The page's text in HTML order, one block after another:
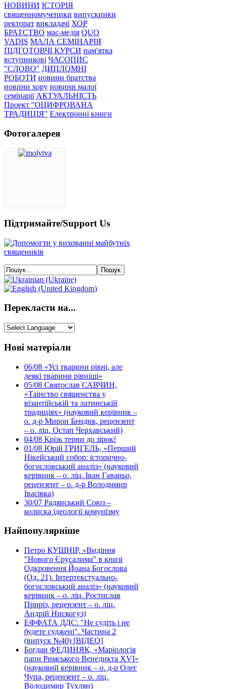
НОВИНИ ІСТОРІЯ
священномученики випускники
ректорат викладачі ХОР
БРАТСТВО мас-медія QUO
VADIS МАЛА СЕМІНАРІЯ
ПІДГОТОВЧІ КУРСИ пам'ятка
вступникові ЧАСОПИС
"СЛОВО" ДИПЛОМНІ
РОБОТИ новини братства
новини хору новини малої
семінарії АКТУАЛЬНІСТЬ
Проект "ОЦИФРОВАНА
ТРАДИЦІЯ" Електронні книги
Фотогалерея
Підтримайте/Support Us
Перекласти на...
Нові матеріали
06/08 «Усі тварини рівні, але
деякі тварини рівніші»
05/08 Святослав САВЧИН,
«Таїнство священства у
візантійській та латинській
традиціях» (науковий керівник –
о. д-р Мирон Бендик, рецензент
– о. ліц. Остап Черхавський)
04/08 Крізь терни до зірок!
01/08 Юрій ГРИГЕЛЬ, «Перший
Нікейський собор: історично-
богословський аналіз» (науковий
керівник – о. ліц. Іван Гаваньо,
рецензент – о. д-р Володимир
Івасівка)
30/07 Радянський Союз –
колиска ідеології комунізму
Найпопулярніше
Петро КУШНІР, «Видіння
"Нового Єрусалима" в книзі
Одкровення Йоана Богослова
(Од. 21). Інтертекстуально-
богословський аналіз» (науковий
керівник – о. ліц. Ростислав
Приріз, рецензент – о. ліц.
Андрій Нискогуз)
ЕФФАТА ДДС: "Не судіть і не
будете суджені". Частина 2
(випуск №40) [ВІДЕО]
Богдан ФЕДИНЯК, «Маріологія
папи Римського Венедикта XVI»
(науковий керівник – о. д-р Олег
Чупа, рецензент – о. ліц.
Володимир Тухлян)